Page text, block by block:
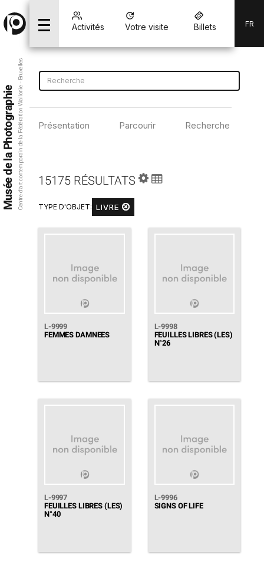
Musée de la PhotographieCentre d’art contemporain de la Fédération Wallonie - Bruxelles
Activités Votre visite Billets FR
Présentation Parcourir Recherche
15175 RÉSULTATS
TYPE D'OBJET: LIVRE
L-9999
FEMMES DAMNEES
L-9998
FEUILLES LIBRES (LES)
N°26
L-9997
FEUILLES LIBRES (LES)
N°40
L-9996
SIGNS OF LIFE